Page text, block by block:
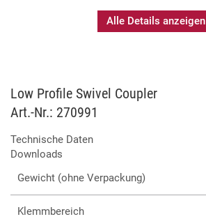
Alle Details anzeigen
Low Profile Swivel Coupler
Art.-Nr.: 270991
Technische Daten
Downloads
Gewicht (ohne Verpackung)
Klemmbereich